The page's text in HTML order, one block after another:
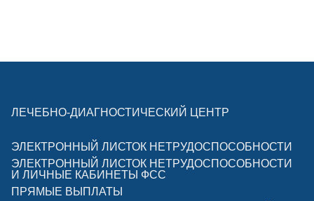
ЛЕЧЕБНО-ДИАГНОСТИЧЕСКИЙ ЦЕНТР
ЭЛЕКТРОННЫЙ ЛИСТОК НЕТРУДОСПОСОБНОСТИ
ЭЛЕКТРОННЫЙ ЛИСТОК НЕТРУДОСПОСОБНОСТИ
И ЛИЧНЫЕ КАБИНЕТЫ ФСС
ПРЯМЫЕ ВЫПЛАТЫ